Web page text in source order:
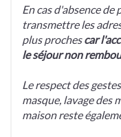
En cas d'absence
transmettre les
plus prochescar
le séjour non
Le respect des
masque, lavage des
maison reste